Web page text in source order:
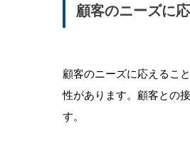
顧客のニーズに
顧客のニーズに応えるこ
性があります。顧客との
す。